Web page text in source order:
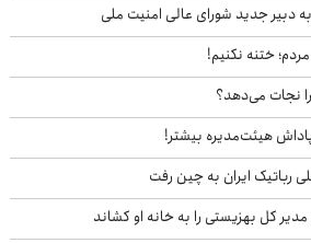
دبیر جدید شورای عالی امنیت ملی
ختنه نکنیم!
نجات می‌دهد؟
هیئت‌مدیره بیشتر!
رباتیک ایران به چین رفت
کل بهزیستی را به خانه او کشاند